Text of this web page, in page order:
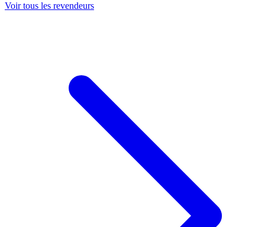
Voir tous les revendeurs